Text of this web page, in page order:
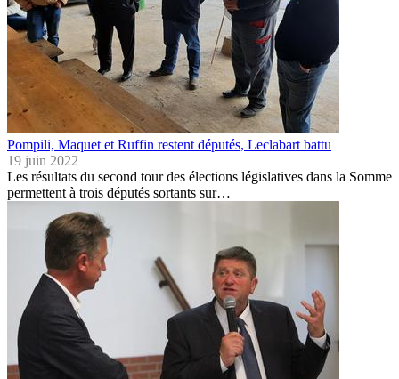
Pompili, Maquet et Ruffin restent députés, Leclabart battu
19 juin 2022
Les résultats du second tour des élections législatives dans la Somme
permettent à trois députés sortants sur…